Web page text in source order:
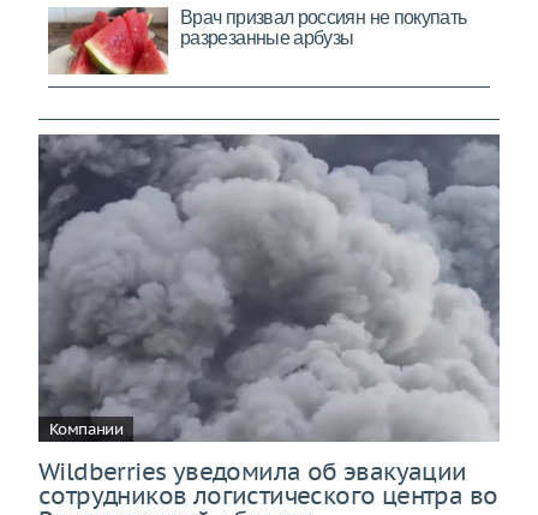
Компании
Wildberries уведомила об эвакуации
сотрудников логистического центра во